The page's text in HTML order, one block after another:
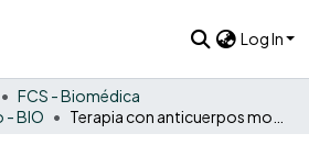
Log In
FCS - Biomédica
- BIO